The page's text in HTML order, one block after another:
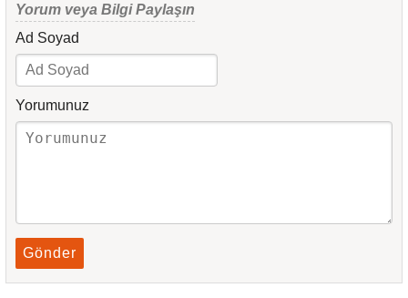
Yorum veya Bilgi Paylaşın
Ad Soyad
Yorumunuz
Gönder